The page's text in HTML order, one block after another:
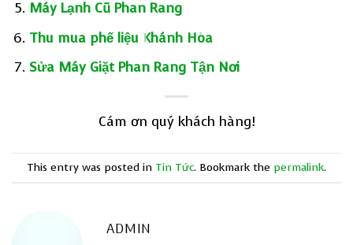
Máy Lạnh Cũ Phan Rang
Thu mua phế liệu Khánh Hòa
Sửa Máy Giặt Phan Rang Tận Nơi
Cám ơn quý khách hàng!
This entry was posted in Tin Tức. Bookmark the permalink.
ADMIN